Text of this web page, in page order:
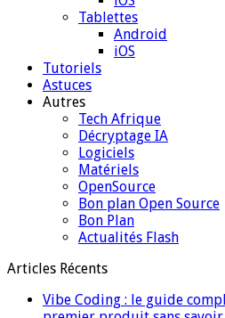
Tablettes
Android
iOS
Tutoriels
Astuces
Autres
Tech Afrique
Décryptage IA
Logiciels
Matériels
OpenSource
Bon plan Open Source
Bon Plan
Actualités Flash
Articles Récents
Vibe Coding : le guide